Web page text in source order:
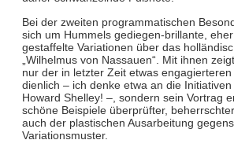
Bei der zweiten programmatischen
sich um Hummels gediegen-brillante,
gestaffelte Variationen über das
„Wilhelmus von Nassauen“. Mit ihnen
nur der in letzter Zeit etwas
dienlich – ich denke etwa an die
Howard Shelley! –, sondern sein Vortrag
schöne Beispiele überprüfter,
auch der plastischen Ausarbeitung
Variationsmuster.